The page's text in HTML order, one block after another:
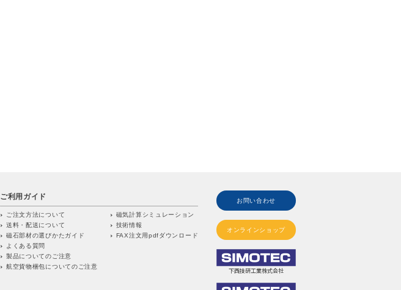
ご利用ガイド
ご注文方法について
送料・配送について
磁石部材の選びかたガイド
よくある質問
製品についてのご注意
航空貨物梱包についてのご注意
磁気計算シミュレーション
技術情報
FAX注文用pdfダウンロード
お問い合わせ
オンラインショップ
下西技研工業株式会社